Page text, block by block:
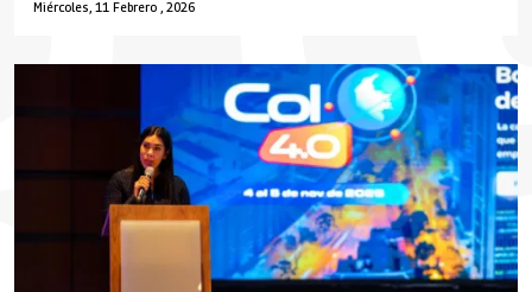
Miércoles, 11 Febrero , 2026